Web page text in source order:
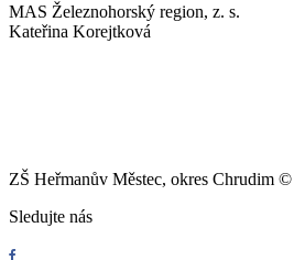
MAS Železnohorský region, z. s.
Kateřina Korejtková
ZŠ Heřmanův Městec, okres Chrudim
Sledujte nás